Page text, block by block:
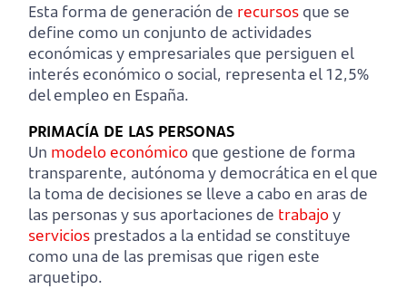
Esta forma de generación de recursos que se
define como un conjunto de actividades
económicas y empresariales que persiguen el
interés económico o social, representa el 12,5%
del empleo en España.
PRIMACÍA DE LAS PERSONAS
Un modelo económico que gestione de forma
transparente, autónoma y democrática en el que
la toma de decisiones se lleve a cabo en aras de
las personas y sus aportaciones de trabajoy
servicios prestados a la entidad se constituye
como una de las premisas que rigen este
arquetipo.